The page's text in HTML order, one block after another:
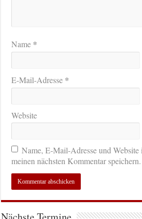
Name *
E-Mail-Adresse *
Website
Name, E-Mail-Adresse und
meinen nächsten Kommentar speichern.